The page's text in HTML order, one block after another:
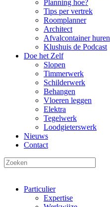
Planning hoe?
Tips per vertrek
Roomplanner
Architect
Afvalcontainer huren
Klushuis de Podcast
Doe het Zelf
Slopen
Timmerwerk
Schilderwerk
Behangen
Vloeren leggen
Elektra
Tegelwerk
Loodgieterswerk
Nieuws
Contact
Particulier
Expertise